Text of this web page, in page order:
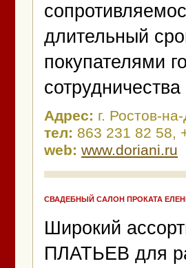
длительный
покупателями
сотрудничества
Адрес: г. Ростов-
тел: 863 231 82 58,
web: www.doriani.ru
СВАДЕБНЫЙ САЛОН ПРОКАТА
Широкий
ПЛАТЬЕВ для